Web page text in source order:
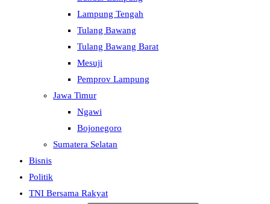
Lampung Tengah
Tulang Bawang
Tulang Bawang Barat
Mesuji
Pemprov Lampung
Jawa Timur
Ngawi
Bojonegoro
Sumatera Selatan
Bisnis
Politik
TNI Bersama Rakyat